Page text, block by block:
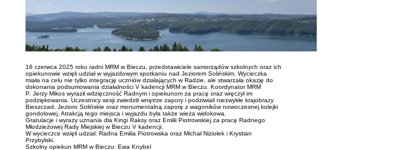
16 czerwca 2025 roku radni MRM w Bieczu, przedstawiciele samorządów szkolnych oraz ich
opiekunowie wzięli udział w wyjazdowym spotkaniu nad Jeziorem Solińskim. Wycieczka
miała na celu nie tylko integrację uczniów działających w Radzie, ale stwarzała okazję do
dokonania podsumowania działalności V kadencji MRM w Bieczu. Koordynator MRM
P. Jerzy Mikos wyraził wdzięczność Radnym i opiekunom za pracę oraz wręczył im
podziękowania. Uczestnicy sesji zwiedzili wnętrze zapory i podziwiali niezwykłe krajobrazy
Bieszczad, Jezioro Solińskie oraz monumentalną zaporę z wagoników nowoczesnej kolejki
gondolowej. Atrakcją tego miejsca i wyjazdu była także wieża widokowa.
Gratulacje i wyrazy uznania dla Kingi Raksy oraz Emilii Piotrowskiej za pracę Radnego
Młodzieżowej Rady Miejskiej w Bieczu V kadencji.
W wycieczce wzięli udział: Radna Emilia Piotrowska oraz Michał Niziołek i Krystian
Przybylski.
Szkolny opiekun MRM w Bieczu: Ewa Knybel